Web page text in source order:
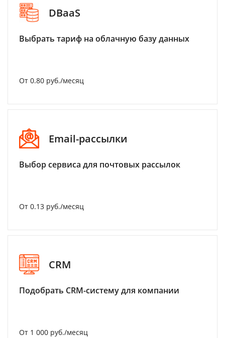
DBaaS
Выбрать тариф на облачную базу данных
От 0.80 руб./месяц
Email-рассылки
Выбор сервиса для почтовых рассылок
От 0.13 руб./месяц
CRM
Подобрать CRM-систему для компании
От 1 000 руб./месяц